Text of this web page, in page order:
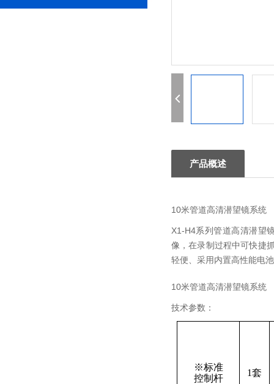
产品概述
10米管道高清潜望镜系统
X1-H4系列管道高清潜望
像，在录制过程中可快捷
轻便、采用内置高性能电
10米管道高清潜望镜系统
技术参数：
※标准
控制杆
1套